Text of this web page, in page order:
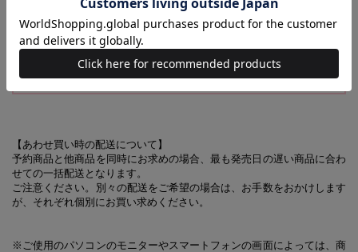
ちびちびうさまる ふわふわポーチ＆エコバッグBOOK
ちびちびうさまる マグタンブラーBOOK うさまるver.
ちびちびうさまる マグタンブラーBOOK なかよしver.
【あわせ買い時の配送について】
予約商品と他商品を同時にお求めの場合、最も発売日の遅い商品に合わ
せての一括配送となります。
ご注意ください。別々の配送をご希望の場合は、お手数をおかけします
が、それぞれ個別にお買い求めください。
※ご使用のパソコンのモニターやスマートフォンの画面によっては、商